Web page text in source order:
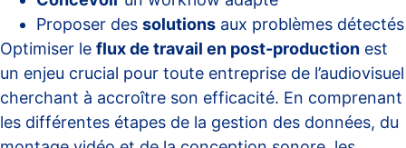
Proposer des solutions aux problèmes détectés
Optimiser le flux de travail en post-production est
un enjeu crucial pour toute entreprise de l’audiovisuel
cherchant à accroître son efficacité. En comprenant
les différentes étapes de la gestion des données, du